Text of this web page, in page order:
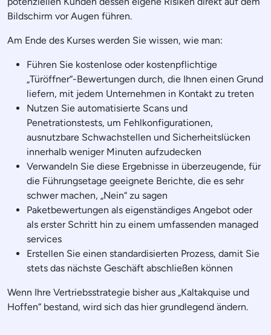
Bildschirm vor Augen führen.
Am Ende des Kurses werden Sie wissen, wie man:
Führen Sie kostenlose oder kostenpflichtige
„Türöffner“-Bewertungen durch, die Ihnen einen Grund
liefern, mit jedem Unternehmen in Kontakt zu treten
Nutzen Sie automatisierte Scans und
Penetrationstests, um Fehlkonfigurationen,
ausnutzbare Schwachstellen und Sicherheitslücken
innerhalb weniger Minuten aufzudecken
Verwandeln Sie diese Ergebnisse in überzeugende, für
die Führungsetage geeignete Berichte, die es sehr
schwer machen, „Nein“ zu sagen
Paketbewertungen als eigenständiges Angebot oder
als erster Schritt hin zu einem umfassenden managed
services
Erstellen Sie einen standardisierten Prozess, damit Sie
stets das nächste Geschäft abschließen können
Wenn Ihre Vertriebsstrategie bisher aus „Kaltakquise und
Hoffen“ bestand, wird sich das hier grundlegend ändern.